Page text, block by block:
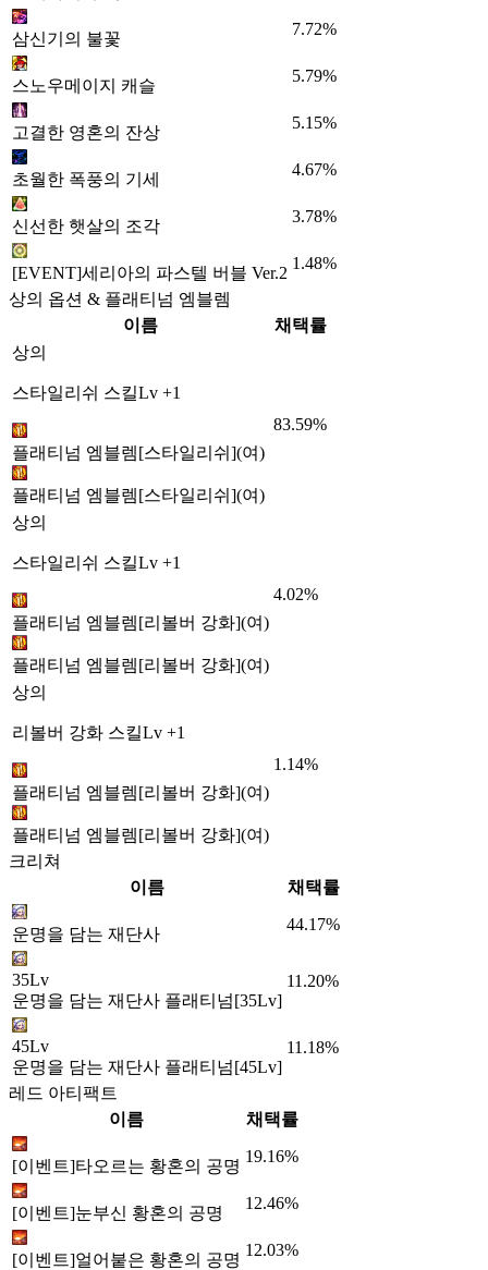
삼신기의 불꽃
7.72%
스노우메이지 캐슬
5.79%
고결한 영혼의 잔상
5.15%
초월한 폭풍의 기세
4.67%
신선한 햇살의 조각
3.78%
[EVENT]세리아의 파스텔 버블 Ver.2
1.48%
상의 옵션 & 플래티넘 엠블렘
이름
채택률
상의
스타일리쉬 스킬Lv +1
플래티넘 엠블렘[스타일리쉬](여)
플래티넘 엠블렘[스타일리쉬](여)
83.59%
상의
스타일리쉬 스킬Lv +1
플래티넘 엠블렘[리볼버 강화](여)
플래티넘 엠블렘[리볼버 강화](여)
4.02%
상의
리볼버 강화 스킬Lv +1
플래티넘 엠블렘[리볼버 강화](여)
플래티넘 엠블렘[리볼버 강화](여)
1.14%
크리쳐
이름
채택률
운명을 담는 재단사
44.17%
35Lv
운명을 담는 재단사 플래티넘[35Lv]
11.20%
45Lv
운명을 담는 재단사 플래티넘[45Lv]
11.18%
레드 아티팩트
이름
채택률
[이벤트]타오르는 황혼의 공명
19.16%
[이벤트]눈부신 황혼의 공명
12.46%
[이벤트]얼어붙은 황혼의 공명
12.03%